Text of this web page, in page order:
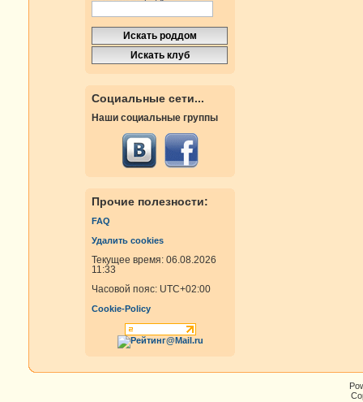
Социальные сети...
Наши социальные группы
Прочие полезности:
FAQ
Удалить cookies
Текущее время: 06.08.2026
11:33
Часовой пояс: UTC+02:00
Cookie-Policy